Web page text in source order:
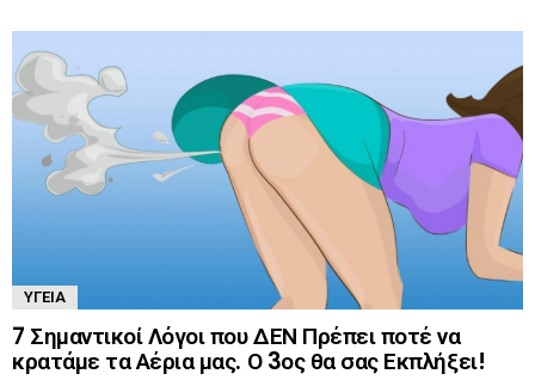
ΥΓΕΊΑ
7 Σημαντικοί Λόγοι που ΔΕΝ Πρέπει ποτέ να
κρατάμε τα Αέρια μας. Ο 3ος θα σας Εκπλήξει!